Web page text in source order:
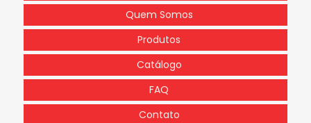
Quem Somos
Produtos
Catálogo
FAQ
Contato